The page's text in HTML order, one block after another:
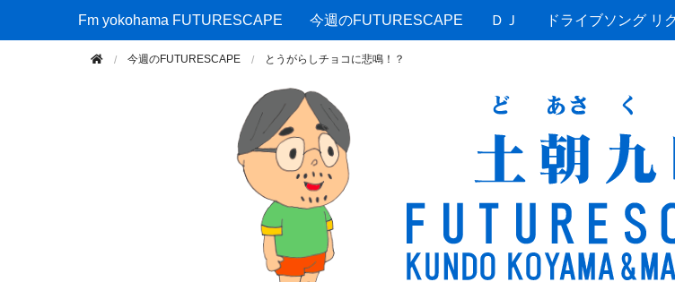
Fm yokohama FUTURESCAPE
Fm yokohama FUTURESCAPE 今週のFUTURESCAPE ＤＪ ドライブソング リ
今週のFUTURESCAPE とうがらしチョコに悲鳴！？